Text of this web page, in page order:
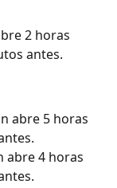
2 horas
antes.
abre 5 horas
abre 4 horas